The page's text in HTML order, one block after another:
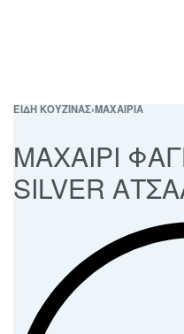
ΕΙΔΗ ΚΟΥΖΙΝΑΣ›ΜΑΧΑΙΡΙΑ
ΜΑΧΑΙΡΙ
SILVER